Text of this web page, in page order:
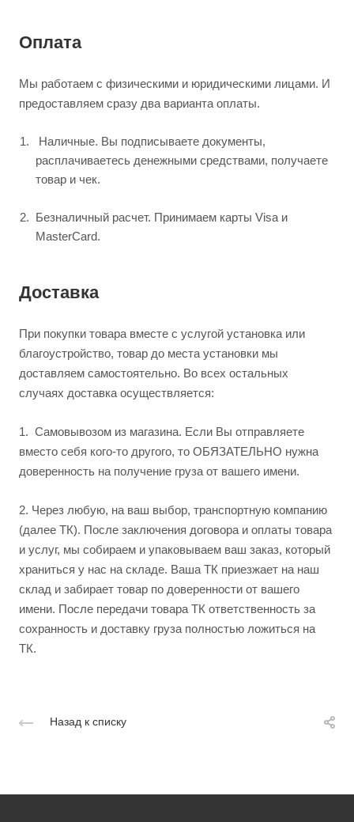
Оплата
Мы работаем с физическими и юридическими лицами. И
предоставляем сразу два варианта оплаты.
Наличные. Вы подписываете документы,
расплачиваетесь денежными средствами, получаете
товар и чек.
Безналичный расчет. Принимаем карты Visa и
MasterCard.
Доставка
При покупки товара вместе с услугой установка или
благоустройство, товар до места установки мы
доставляем самостоятельно. Во всех остальных
случаях доставка осуществляется:
1. Самовывозом из магазина. Если Вы отправляете
вместо себя кого-то другого, то ОБЯЗАТЕЛЬНО нужна
доверенность на получение груза от вашего имени.
2. Через любую, на ваш выбор, транспортную компанию
(далее ТК). После заключения договора и оплаты товара
и услуг, мы собираем и упаковываем ваш заказ, который
храниться у нас на складе. Ваша ТК приезжает на наш
склад и забирает товар по доверенности от вашего
имени. После передачи товара ТК ответственность за
сохранность и доставку груза полностью ложиться на
ТК.
Назад к списку